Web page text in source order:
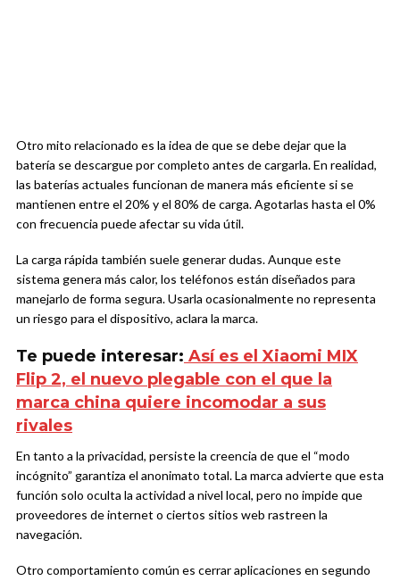
Otro mito relacionado es la idea de que se debe dejar que la
batería se descargue por completo antes de cargarla. En realidad,
las baterías actuales funcionan de manera más eficiente si se
mantienen entre el 20% y el 80% de carga. Agotarlas hasta el 0%
con frecuencia puede afectar su vida útil.
La carga rápida también suele generar dudas. Aunque este
sistema genera más calor, los teléfonos están diseñados para
manejarlo de forma segura. Usarla ocasionalmente no representa
un riesgo para el dispositivo, aclara la marca.
Te puede interesar: Así es el Xiaomi MIX
Flip 2, el nuevo plegable con el que la
marca china quiere incomodar a sus
rivales
En tanto a la privacidad, persiste la creencia de que el “modo
incógnito” garantiza el anonimato total. La marca advierte que esta
función solo oculta la actividad a nivel local, pero no impide que
proveedores de internet o ciertos sitios web rastreen la
navegación.
Otro comportamiento común es cerrar aplicaciones en segundo